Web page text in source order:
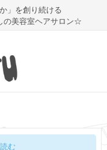
」を創り続ける
の美容室ヘアサロン☆
む